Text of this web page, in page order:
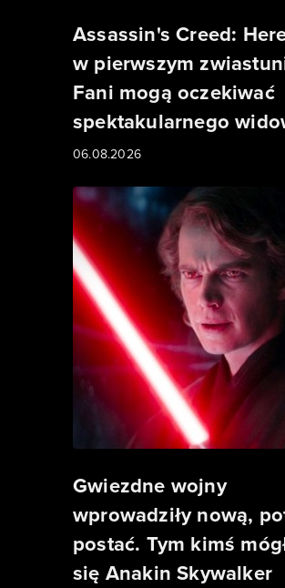
Assassin's Creed:
w pierwszym
Fani mogą oczekiwać
spektakularnego
06.08.2026
Gwiezdne wojny
wprowadziły nową,
postać. Tym kimś
się Anakin Skywalker